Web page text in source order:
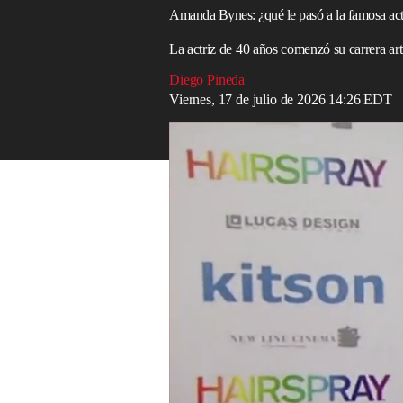
Amanda Bynes: ¿qué le pasó a la famosa
La actriz de 40 años comenzó su carrera
Diego Pineda
Viernes, 17 de julio de 2026 14:26 EDT
Esta nota fue originalmente publicada
La notable ausencia de la actriz
Amanda
Set: The Dark Side of Kids TV,ha
El documental, que se estrenó en
producción sobre el ambiente tóxico y
programas de
Nickelodeon .
Originalmente de Thousand Oaks,
cuando apenas tenía siete años y fue